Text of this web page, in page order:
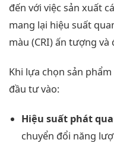
đến với việc sản xuất
mang lại hiệu suất
màu (CRI) ấn tượng
Khi lựa chọn sản
đầu tư vào:
Hiệu suất phát
chuyển đổi năng